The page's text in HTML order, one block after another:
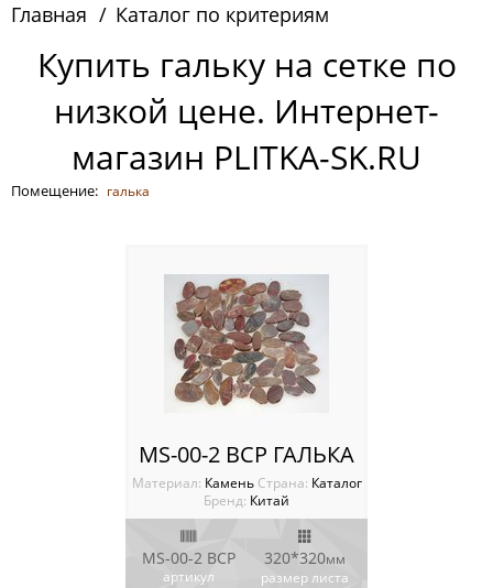
Китай
Россия
Главная Каталог по критериям
Купить гальку на сетке по
низкой цене. Интернет-
магазин PLITKA-SK.RU
Помещение: галька
MS-00-2 BCP ГАЛЬКА
Материал: Камень Cтрана: Каталог
Бренд: Китай
MS-00-2 BCP
артикул
320*320мм
размер листа